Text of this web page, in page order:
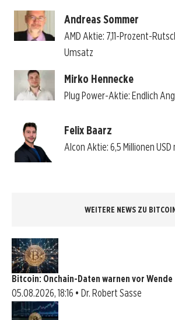
Andreas Sommer
AMD Aktie: 7,11-Prozent-
Umsatz
Mirko Hennecke
Plug Power-Aktie: Endlich
Felix Baarz
Alcon Aktie: 6,5 Millionen
WEITERE NEWS ZU
Bitcoin: Onchain-Daten warnen vor Wende
05.08.2026, 18:16 • Dr. Robert Sasse